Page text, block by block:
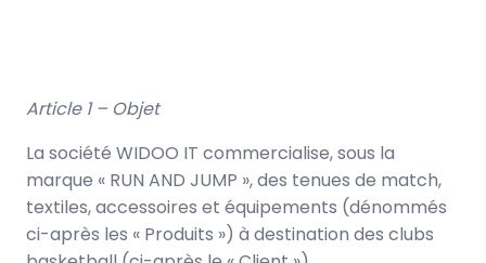
Article 1 – Objet
La société WIDOO IT commercialise, sous la
marque « RUN AND JUMP », des tenues de match,
textiles, accessoires et équipements (dénommés
ci-après les « Produits ») à destination des clubs